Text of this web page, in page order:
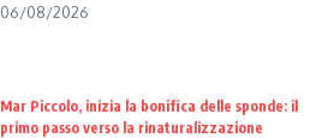
06/08/2026
Mar Piccolo, inizia la bonifica delle sponde: il
primo passo verso la rinaturalizzazione